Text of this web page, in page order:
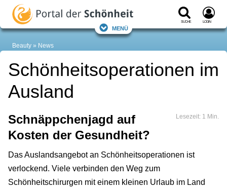
Suche Login
Menü
Beauty News
Schönheitsoperationen im
Ausland
Lesezeit: 1 Min.
Schnäppchenjagd auf
Kosten der Gesundheit?
Das Auslandsangebot an Schönheitsoperationen ist
verlockend. Viele verbinden den Weg zum
Schönheitschirurgen mit einem kleinen Urlaub im Land